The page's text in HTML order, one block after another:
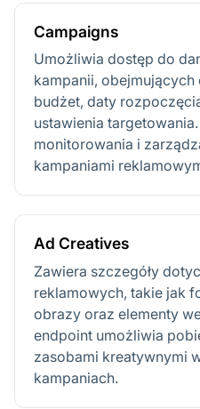
Campaigns
Umożliwia dostęp do
kampanii, obejmujących
budżet, daty
ustawienia
monitorowania i
kampaniami
Ad Creatives
Zawiera szczegóły
reklamowych, takie jak
obrazy oraz elementy
endpoint umożliwia
zasobami kreatywnymi
kampaniach.